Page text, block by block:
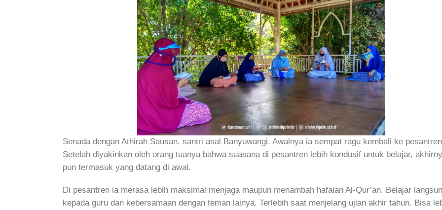
Senada dengan Athirah Sausan, santri asal Banyuwangi. Awalnya ia sempat ragu kembali ke
Setelah diyakinkan oleh orang tuanya bahwa suasana di pesantren lebih kondusif untuk belajar,
pun termasuk yang datang di awal.
Di pesantren ia merasa lebih maksimal menjaga maupun menambah hafalan Al-Qur’an. Belajar
kepada guru dan kebersamaan dengan teman lainya. Terlebih saat menjelang ujian akhir tahun. Bisa